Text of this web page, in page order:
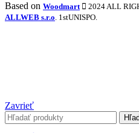
Based on Woodmart 2024 ALL
ALLWEB s.r.o. 1stUNISPO.
Zavrieť